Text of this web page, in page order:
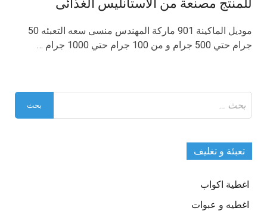
للمنتج مصنعة من الاستانليس الغذائى
موديل الماكينة 901 ماركة المهندس منسى سعه التعبئه 50
جرام حتي 500 جرام و من 100 جرام حتي 1000 جرام …
عن:
تعبئة و تغليف
اغطية اكواب
اغطيه و عبوات